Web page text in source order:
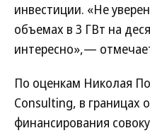
инвестиции. «Не
объемах в 3 ГВт на
интересно»,—
По оценкам Николая
Consulting, в границах
финансирования